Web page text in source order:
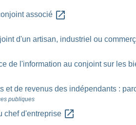
associé open_in_new
d'un artisan, industriel ou
de l'information au conjoint sur les
et de revenus des indépendants :
publiques
chef d'entreprise open_in_new